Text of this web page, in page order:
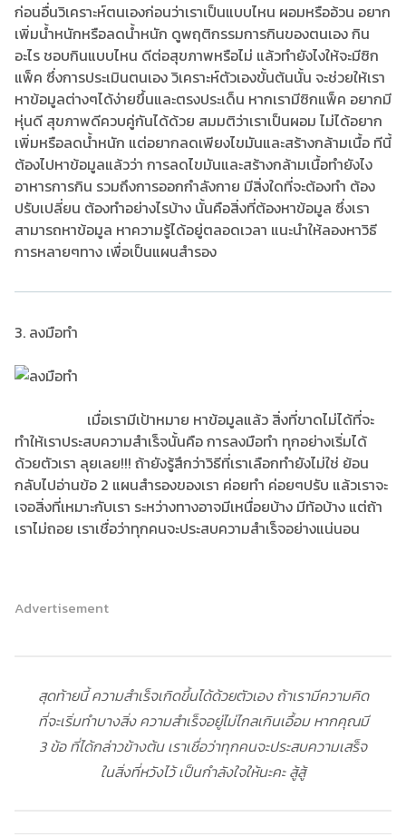
ก่อนอื่นวิเคราะห์ตนเองก่อนว่าเราเป็นแบบไหน ผอมหรืออ้วน อยาก
เพิ่มน้ำหนักหรือลดน้ำหนัก ดูพฤติกรรมการกินของตนเอง กิน
อะไร ชอบกินแบบไหน ดีต่อสุขภาพหรือไม่ แล้วทำยังไงให้จะมีซิก
แพ็ค ซึ่งการประเมินตนเอง วิเคราะห์ตัวเองขั้นต้นนั้น จะช่วยให้เรา
หาข้อมูลต่างๆได้ง่ายขึ้นและตรงประเด็น หากเรามีซิกแพ็ค อยากมี
หุ่นดี สุขภาพดีควบคู่กันได้ด้วย สมมติว่าเราเป็นผอม ไม่ได้อยาก
เพิ่มหรือลดน้ำหนัก แต่อยากลดเพียงไขมันและสร้างกล้ามเนื้อ ทีนี้
ต้องไปหาข้อมูลแล้วว่า การลดไขมันและสร้างกล้ามเนื้อทำยังไง
อาหารการกิน รวมถึงการออกกำลังกาย มีสิ่งใดที่จะต้องทำ ต้อง
ปรับเปลี่ยน ต้องทำอย่างไรบ้าง นั้นคือสิ่งที่ต้องหาข้อมูล ซึ่งเรา
สามารถหาข้อมูล หาความรู้ได้อยู่ตลอดเวลา แนะนำให้ลองหาวิธี
การหลายๆทาง เพื่อเป็นแผนสำรอง
3. ลงมือทำ
เมื่อเรามีเป้าหมาย หาข้อมูลแล้ว สิ่งที่ขาดไม่ได้ที่จะ
ทำให้เราประสบความสำเร็จนั้นคือ การลงมือทำ ทุกอย่างเริ่มได้
ด้วยตัวเรา ลุยเลย!!! ถ้ายังรู้สึกว่าวิธีที่เราเลือกทำยังไม่ใช่ ย้อน
กลับไปอ่านข้อ 2 แผนสำรองของเรา ค่อยทำ ค่อยๆปรับ แล้วเราจะ
เจอสิ่งที่เหมาะกับเรา ระหว่างทางอาจมีเหนื่อยบ้าง มีท้อบ้าง แต่ถ้า
เราไม่ถอย เราเชื่อว่าทุกคนจะประสบความสำเร็จอย่างแน่นอน
Advertisement
สุดท้ายนี้ ความสำเร็จเกิดขึ้นได้ด้วยตัวเอง ถ้าเรามีความคิด
ที่จะเริ่มทำบางสิ่ง ความสำเร็จอยู่ไม่ไกลเกินเอื้อม หากคุณมี
3 ข้อ ที่ได้กล่าวข้างต้น เราเชื่อว่าทุกคนจะประสบความเสร็จ
ในสิ่งที่หวังไว้ เป็นกำลังใจให้นะคะ สู้สู้